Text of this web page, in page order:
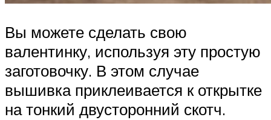
Вы можете сделать свою
валентинку, используя эту простую
заготовочку. В этом случае
вышивка приклеивается к открытке
на тонкий двусторонний скотч.